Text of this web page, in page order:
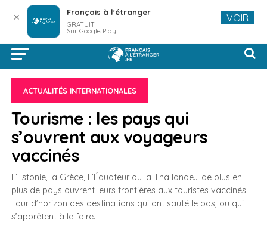
ACTUALITÉS INTERNATIONALES
Tourisme : les pays qui
s’ouvrent aux voyageurs
vaccinés
L’Estonie, la Grèce, L’Équateur ou la Thaïlande… de plus en
plus de pays ouvrent leurs frontières aux touristes vaccinés.
Tour d’horizon des destinations qui ont sauté le pas, ou qui
s’apprêtent à le faire.
✕ Français à l'étranger
GRATUIT
Sur Google Play
VOIR